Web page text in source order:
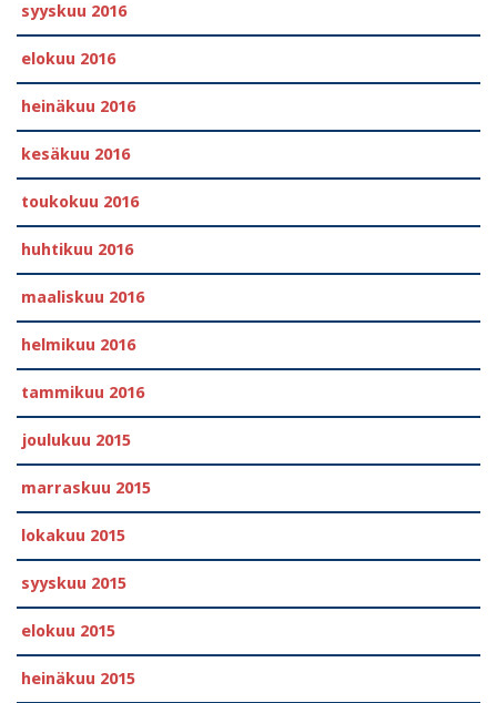
syyskuu 2016
elokuu 2016
heinäkuu 2016
kesäkuu 2016
toukokuu 2016
huhtikuu 2016
maaliskuu 2016
helmikuu 2016
tammikuu 2016
joulukuu 2015
marraskuu 2015
lokakuu 2015
syyskuu 2015
elokuu 2015
heinäkuu 2015